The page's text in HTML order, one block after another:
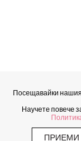
Посещавайки нашия
Научете повече